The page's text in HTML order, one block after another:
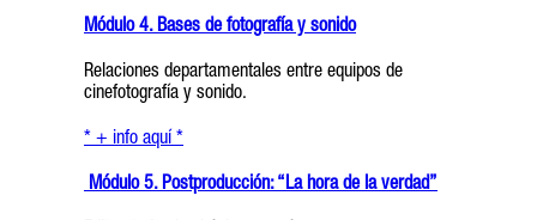
Módulo 4. Bases de fotografía y sonido
Relaciones departamentales entre equipos de
cinefotografía y sonido.
* + info aquí *
Módulo 5. Postproducción: “La hora de la verdad”